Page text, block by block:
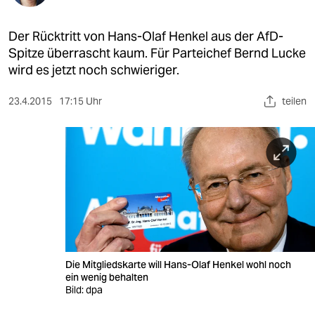
sport
berlin
nord
wahrheit
veranstaltungen
fragen & hilfe
unterstützen
Der Rücktritt von Hans-Olaf Henkel aus der AfD-
Spitze überrascht kaum. Für Parteichef Bernd Lucke
wird es jetzt noch schwieriger.
23.4.2015 17:15 Uhr teilen
Die Mitgliedskarte will Hans-Olaf Henkel wohl noch
ein wenig behalten
Bild: dpa